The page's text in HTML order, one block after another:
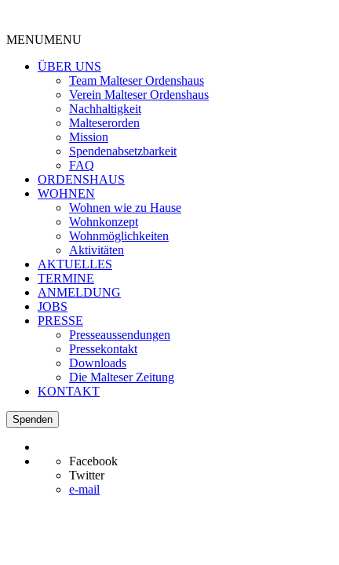
MENUMENU
ÜBER UNS
Team Malteser Ordenshaus
Verein Malteser Ordenshaus
Nachhaltigkeit
Malteserorden
Mission
Spendenabsetzbarkeit
FAQ
ORDENSHAUS
WOHNEN
Wohnen wie zu Hause
Wohnkonzept
Wohnmöglichkeiten
Aktivitäten
AKTUELLES
TERMINE
ANMELDUNG
JOBS
PRESSE
Presseaussendungen
Pressekontakt
Downloads
Die Malteser Zeitung
KONTAKT
Spenden
Facebook
Twitter
e-mail